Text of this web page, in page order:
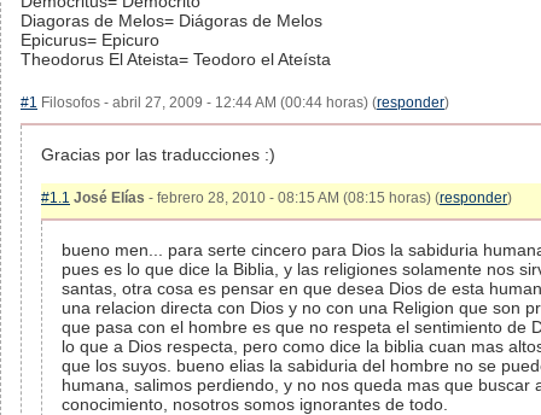
Diagoras de Melos= Diágoras de Melos
Epicurus= Epicuro
Theodorus El Ateista= Teodoro el Ateísta
#1 Filosofos - abril 27, 2009 - 12:44 AM (00:44 horas) (responder)
Gracias por las traducciones :)
#1.1 José Elías - febrero 28, 2010 - 08:15 AM (08:15 horas) (responder)
bueno men... para serte cincero para Dios la sabiduria
pues es lo que dice la Biblia, y las religiones solamente nos
santas, otra cosa es pensar en que desea Dios de esta
una relacion directa con Dios y no con una Religion que son
que pasa con el hombre es que no respeta el sentimiento de
lo que a Dios respecta, pero como dice la biblia cuan mas
que los suyos. bueno elias la sabiduria del hombre no se
humana, salimos perdiendo, y no nos queda mas que buscar
conocimiento, nosotros somos ignorantes de todo.